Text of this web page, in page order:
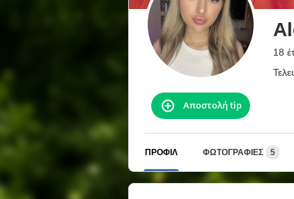
18
Αποστολή tip
ΠΡΟΦΊΛ ΦΩΤΟΓΡΑΦΊΕΣ 5